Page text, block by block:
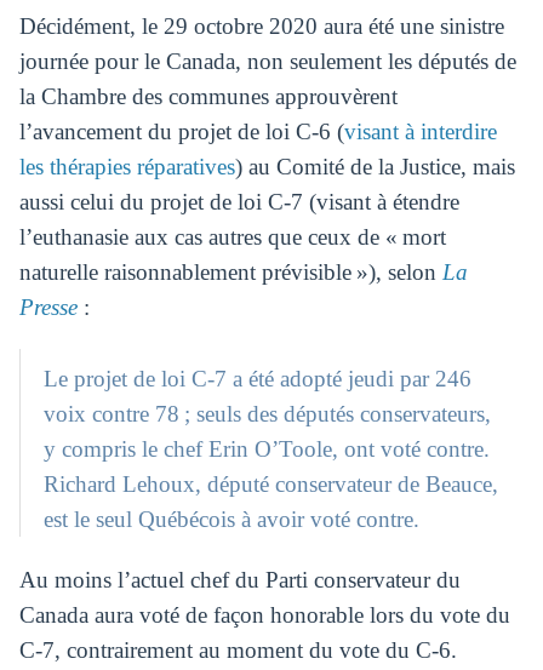
Décidément, le 29 octobre 2020 aura été une sinistre
journée pour le Canada, non seulement les députés de
la Chambre des communes approuvèrent
l’avancement du projet de loi C-6 (visant à interdire
les thérapies réparatives) au Comité de la Justice, mais
aussi celui du projet de loi C-7 (visant à étendre
l’euthanasie aux cas autres que ceux de « mort
naturelle raisonnablement prévisible »), selon La
Presse:
Le projet de loi C-7 a été adopté jeudi par 246
voix contre 78 ; seuls des députés conservateurs,
y compris le chef Erin O’Toole, ont voté contre.
Richard Lehoux, député conservateur de Beauce,
est le seul Québécois à avoir voté contre.
Au moins l’actuel chef du Parti conservateur du
Canada aura voté de façon honorable lors du vote du
C-7, contrairement au moment du vote du C-6.